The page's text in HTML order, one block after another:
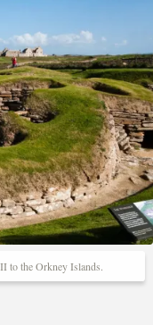
to the Orkney Islands.